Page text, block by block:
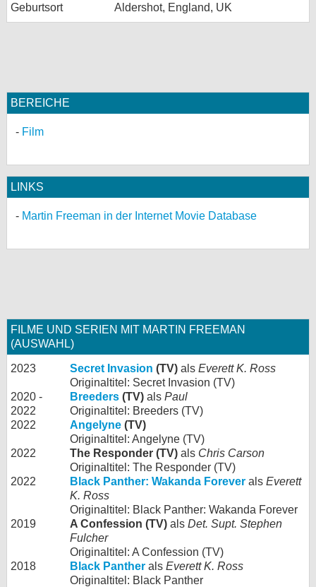
Geburtsort
Aldershot, England, UK
BEREICHE
Film
LINKS
Martin Freeman in der Internet Movie Database
FILME UND SERIEN MIT MARTIN FREEMAN
(AUSWAHL)
2023 Secret Invasion (TV) als Everett K. Ross
Originaltitel: Secret Invasion (TV)
2020 -
2022
Breeders (TV) als Paul
Originaltitel: Breeders (TV)
2022
Angelyne (TV)
Originaltitel: Angelyne (TV)
2022
The Responder (TV) als Chris Carson
Originaltitel: The Responder (TV)
2022
Black Panther: Wakanda Forever als Everett
K. Ross
Originaltitel: Black Panther: Wakanda Forever
2019
A Confession (TV) als Det. Supt. Stephen
Fulcher
Originaltitel: A Confession (TV)
2018
Black Panther als Everett K. Ross
Originaltitel: Black Panther